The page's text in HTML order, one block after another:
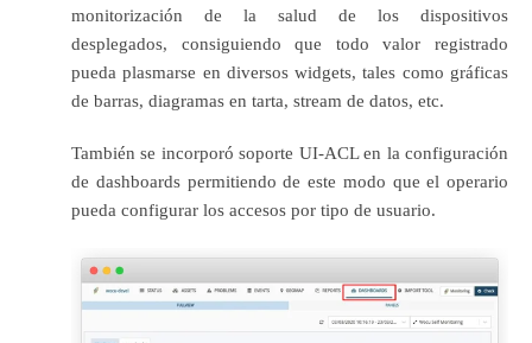
monitorización de la salud de los dispositivos
desplegados, consiguiendo que todo valor registrado
pueda plasmarse en diversos widgets, tales como gráficas
de barras, diagramas en tarta, stream de datos, etc.
También se incorporó soporte UI-ACL en la configuración
de dashboards permitiendo de este modo que el operario
pueda configurar los accesos por tipo de usuario.